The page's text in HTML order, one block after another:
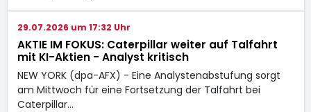
29.07.2026 um 17:32 Uhr
AKTIE IM FOKUS: Caterpillar weiter auf Talfahrt
mit KI-Aktien - Analyst kritisch
NEW YORK (dpa-AFX) - Eine Analystenabstufung sorgt
am Mittwoch für eine Fortsetzung der Talfahrt bei
Caterpillar…